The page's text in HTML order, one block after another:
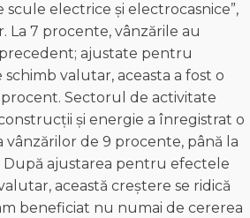
electrice și electrocasnice”,
La 7 procente, vânzările au
ajustate pentru
valutar, aceasta a fost o
procent. Sectorul de activitate
și energie a înregistrat o
de 9 procente, până la
După ajustarea pentru efectele
această creștere se ridică
am beneficiat nu numai de cererea